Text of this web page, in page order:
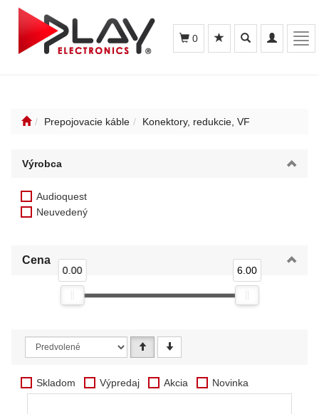
Toggle
navigation
Toggle
search
0
Prepojovacie káble Konektory, redukcie, VF
Výrobca
Audioquest
Neuvedený
Cena
0.00 6.00
Skladom Výpredaj Akcia Novinka